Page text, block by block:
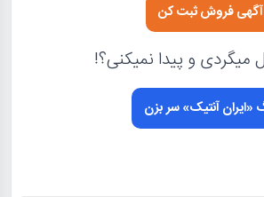
آگهی فروش ثبت کن
و پیدا نمیکنی؟!
«ایران آنتیک» سر بزن